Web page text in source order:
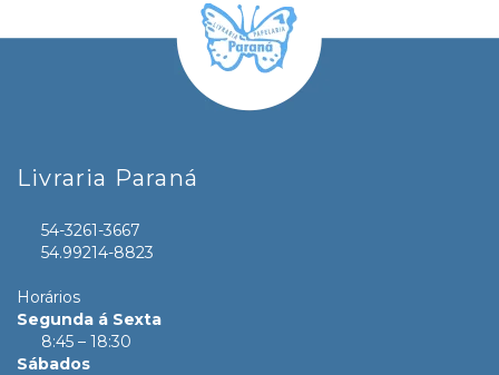
Livraria Paraná
54-3261-3667
54.99214-8823
Horários
Segunda á Sexta
8:45 – 18:30
Sábados